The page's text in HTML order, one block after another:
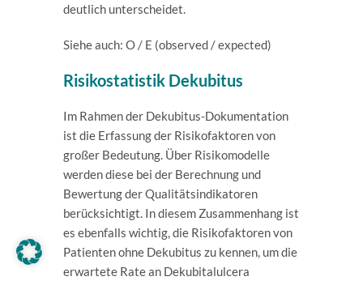
deutlich unterscheidet.
Siehe auch: O / E (observed / expected)
Risikostatistik Dekubitus
Im Rahmen der Dekubitus-Dokumentation
ist die Erfassung der Risikofaktoren von
großer Bedeutung. Über Risikomodelle
werden diese bei der Berechnung und
Bewertung der Qualitätsindikatoren
berücksichtigt. In diesem Zusammenhang ist
es ebenfalls wichtig, die Risikofaktoren von
Patienten ohne Dekubitus zu kennen, um die
erwartete Rate an Dekubitalulcera